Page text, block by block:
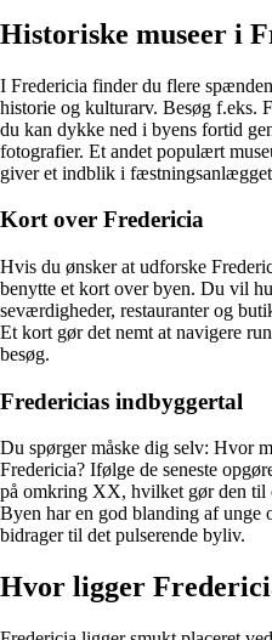
Historiske museer i
I Fredericia finder du flere
historie og kulturarv. Besøg f.eks.
du kan dykke ned i byens fortid
fotografier. Et andet populært
giver et indblik i
Kort over Fredericia
Hvis du ønsker at udforske
benytte et kort over byen. Du vil
seværdigheder, restauranter og
Et kort gør det nemt at navigere
besøg.
Fredericias indbyggertal
Du spørger måske dig selv: Hvor
Fredericia? Ifølge de seneste
på omkring XX, hvilket gør den til
Byen har en god blanding af unge
bidrager til det pulserende byliv.
Hvor ligger